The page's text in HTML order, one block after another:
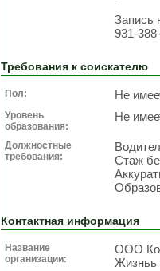
Запись
931-
Требования к соискателю
Пол: Не
Уровень
образования:
Не
Должностные
требования:
Стаж
Контактная информация
Название
организации:
ООО
Жизньь